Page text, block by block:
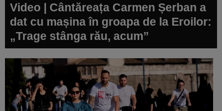
Video | Cântăreața Carmen Șerban a
dat cu mașina în groapa de la Eroilor:
„Trage stânga rău, acum”